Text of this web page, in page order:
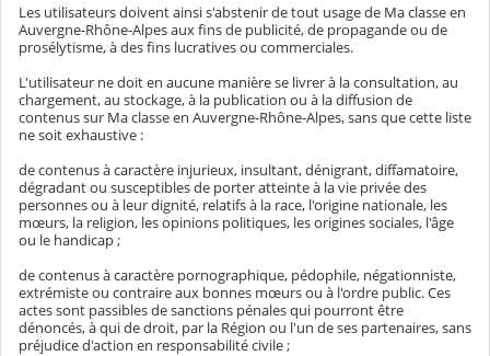
Les utilisateurs doivent ainsi s'abstenir de tout usage de Ma classe en
Auvergne-Rhône-Alpes aux fins de publicité, de propagande ou de
prosélytisme, à des fins lucratives ou commerciales.
L'utilisateur ne doit en aucune manière se livrer à la consultation, au
chargement, au stockage, à la publication ou à la diffusion de
contenus sur Ma classe en Auvergne-Rhône-Alpes, sans que cette liste
ne soit exhaustive :
de contenus à caractère injurieux, insultant, dénigrant, diffamatoire,
dégradant ou susceptibles de porter atteinte à la vie privée des
personnes ou à leur dignité, relatifs à la race, l'origine nationale, les
mœurs, la religion, les opinions politiques, les origines sociales, l'âge
ou le handicap ;
de contenus à caractère pornographique, pédophile, négationniste,
extrémiste ou contraire aux bonnes mœurs ou à l'ordre public. Ces
actes sont passibles de sanctions pénales qui pourront être
dénoncés, à qui de droit, par la Région ou l'un de ses partenaires, sans
préjudice d'action en responsabilité civile ;